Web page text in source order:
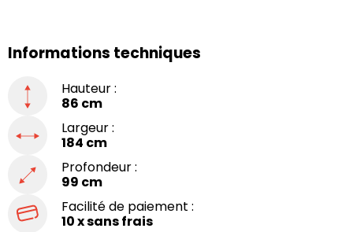
Informations techniques
Hauteur :
86 cm
Largeur :
184 cm
Profondeur :
99 cm
Facilité de paiement :
10 x sans frais